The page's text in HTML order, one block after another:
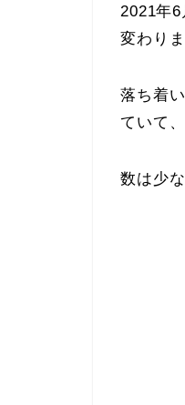
2021年
変わりま
落ち着
ていて
数は少